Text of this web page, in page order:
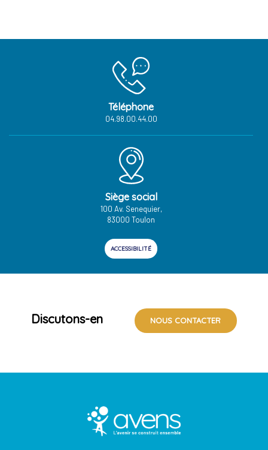
Téléphone
04.98.00.44.00
Siège social
100 Av. Senequier,
83000 Toulon
ACCESSIBILITÉ
Discutons-en NOUS CONTACTER